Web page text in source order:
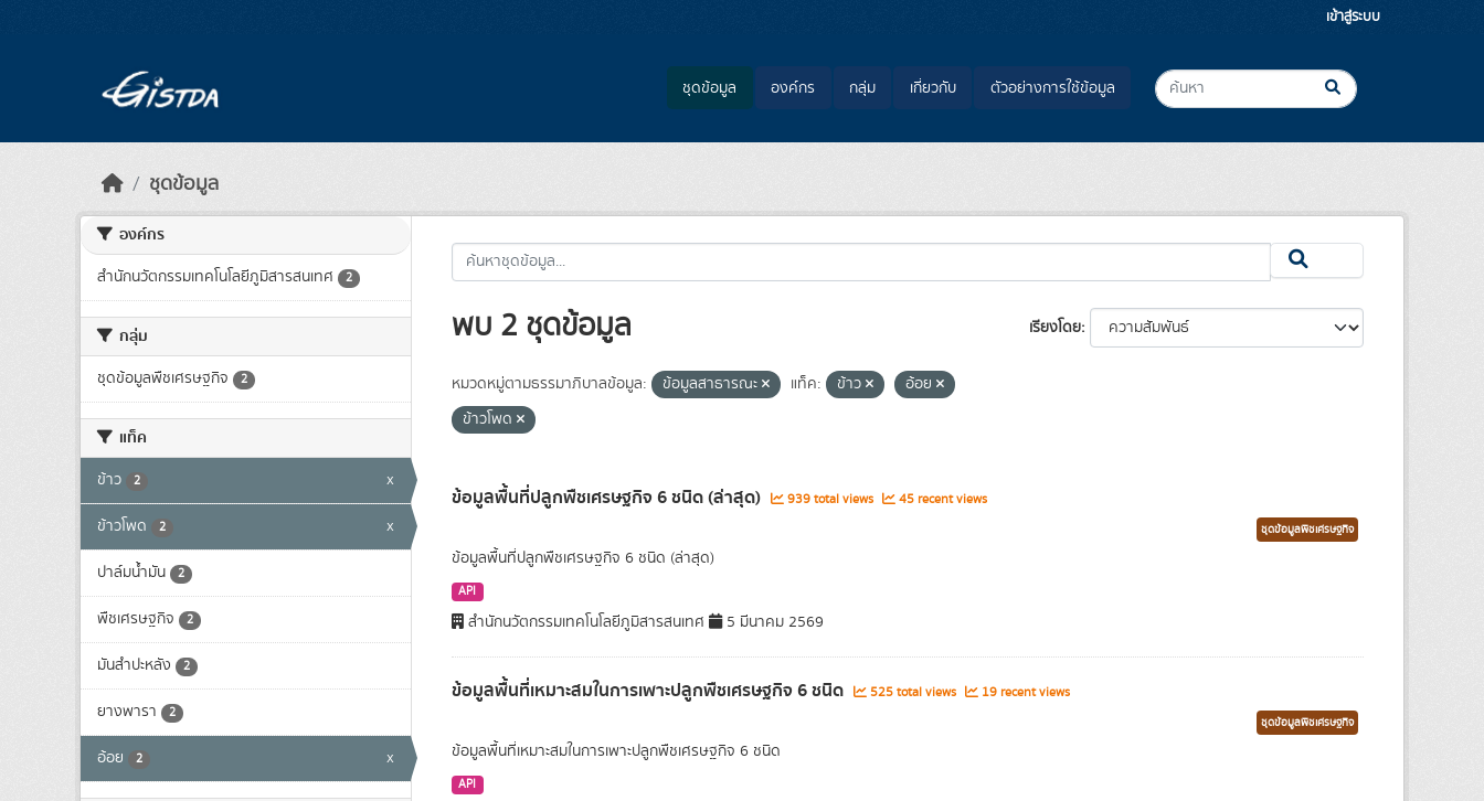
เข้าสู่ระบบ
ชุดข้อมูล องค์กร กลุ่ม เกี่ยวกับ ตัวอย่างการใช้ข้อมูล
ชุดข้อมูล
องค์กร
สำนักนวัตกรรมเทคโนโลยีภูมิสารสนเทศ 2
กลุ่ม
ชุดข้อมูลพืชเศรษฐกิจ 2
แท็ค
ข้าว 2 x
ข้าวโพด 2 x
ปาล์มน้ำมัน 2
พืชเศรษฐกิจ 2
มันสำปะหลัง 2
ยางพารา 2
อ้อย 2 x
เรียงโดย
พบ 2 ชุดข้อมูล
หมวดหมู่ตามธรรมาภิบาลข้อมูล: ข้อมูลสาธารณะ แท็ค: ข้าว
อ้อย
ข้าวโพด
ข้อมูลพื้นที่ปลูกพืชเศรษฐกิจ 6 ชนิด (ล่าสุด) 939 total views 45 recent views
ชุดข้อมูลพืชเศรษฐกิจ
ข้อมูลพื้นที่ปลูกพืชเศรษฐกิจ 6 ชนิด (ล่าสุด)
API
สำนักนวัตกรรมเทคโนโลยีภูมิสารสนเทศ 5 มีนาคม 2569
ข้อมูลพื้นที่เหมาะสมในการเพาะปลูกพืชเศรษฐกิจ 6 ชนิด 525 total views 19 recent views
ชุดข้อมูลพืชเศรษฐกิจ
ข้อมูลพื้นที่เหมาะสมในการเพาะปลูกพืชเศรษฐกิจ 6 ชนิด
API